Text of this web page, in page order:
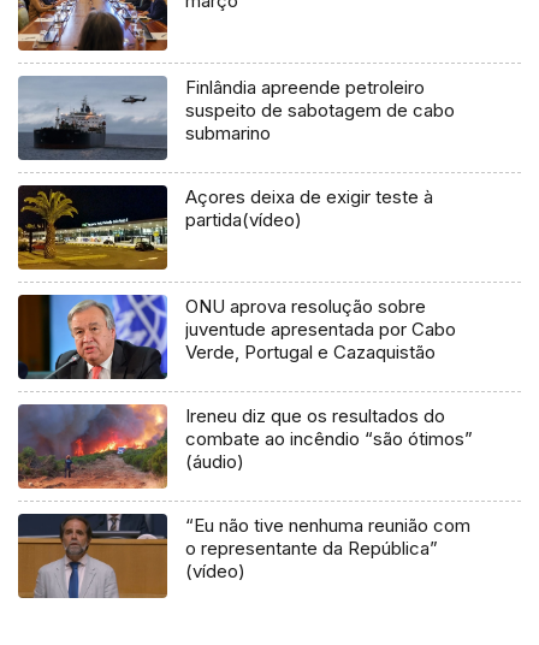
Finlândia apreende petroleiro
suspeito de sabotagem de cabo
submarino
Açores deixa de exigir teste à
partida(vídeo)
ONU aprova resolução sobre
juventude apresentada por Cabo
Verde, Portugal e Cazaquistão
Ireneu diz que os resultados do
combate ao incêndio “são ótimos”
(áudio)
“Eu não tive nenhuma reunião com
o representante da República”
(vídeo)